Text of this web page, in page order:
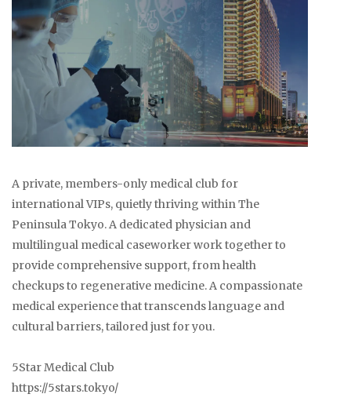
A private, members-only medical club for
international VIPs, quietly thriving within The
Peninsula Tokyo. A dedicated physician and
multilingual medical caseworker work together to
provide comprehensive support, from health
checkups to regenerative medicine. A compassionate
medical experience that transcends language and
cultural barriers, tailored just for you.
5Star Medical Club
https://5stars.tokyo/